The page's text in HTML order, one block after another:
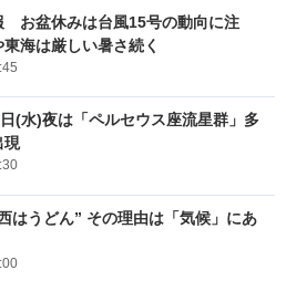
お盆休みは台風15号の動向に注
海は厳しい暑さ続く
(水)夜は「ペルセウス座流星群」多
現
はうどん” その理由は「気候」にあ